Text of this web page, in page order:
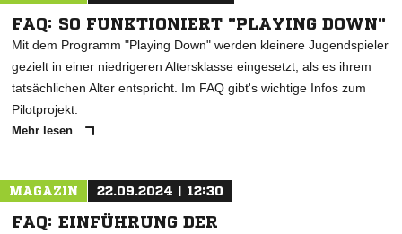
FAQ: SO FUNKTIONIERT "PLAYING DOWN"
Mit dem Programm "Playing Down" werden kleinere Jugendspieler
gezielt in einer niedrigeren Altersklasse eingesetzt, als es ihrem
tatsächlichen Alter entspricht. Im FAQ gibt's wichtige Infos zum
Pilotprojekt.
Mehr lesen
MAGAZIN 22.09.2024 | 12:30
FAQ: EINFÜHRUNG DER